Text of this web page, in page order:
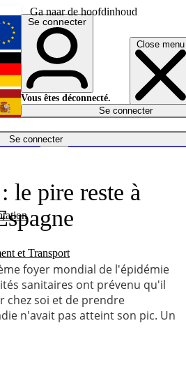
Ga naar de hoofdinhoud
Close menu
Se connecter
et Transport
Économie
English
Deutsch
Español
Se connecter
Vous êtes déconnecté.
Se connecter
le pire reste à
foyer mondial de l'épidémie
sanitaires ont prévenu qu'il
chez soi et de prendre
n'avait pas atteint son pic. Un